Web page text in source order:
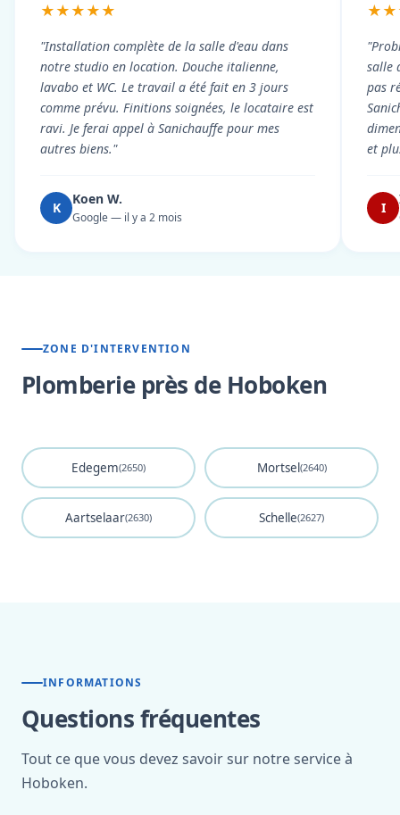
★★★★★
"Installation complète de la salle d'eau dans
notre studio en location. Douche italienne,
lavabo et WC. Le travail a été fait en 3 jours
comme prévu. Finitions soignées, le locataire est
ravi. Je ferai appel à Sanichauffe pour mes
autres biens."
K
Koen W.
Google — il y a 2 mois
salle
pas
et
I
ZONE D'INTERVENTION
Plomberie près de Hoboken
Edegem(2650) Mortsel(2640)
Aartselaar(2630) Schelle(2627)
INFORMATIONS
Questions fréquentes
Tout ce que vous devez savoir sur notre service à
Hoboken.